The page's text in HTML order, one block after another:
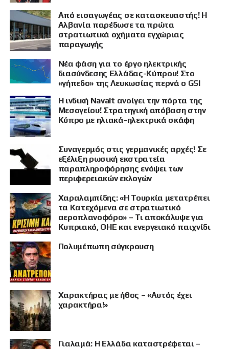
Από εισαγωγέας σε κατασκευαστής! Η
Αλβανία παρέδωσε τα πρώτα
στρατιωτικά οχήματα εγχώριας
παραγωγής
Νέα φάση για το έργο ηλεκτρικής
διασύνδεσης Ελλάδας-Κύπρου! Στο
«γήπεδο» της Λευκωσίας περνά ο GSI
Η ινδική Navalt ανοίγει την πόρτα της
Μεσογείου! Στρατηγική απόβαση στην
Κύπρο με ηλιακά-ηλεκτρικά σκάφη
Συναγερμός στις γερμανικές αρχές! Σε
εξέλιξη ρωσική εκστρατεία
παραπληροφόρησης ενόψει των
περιφερειακών εκλογών
Χαραλαμπίδης: «Η Τουρκία μετατρέπει
τα Κατεχόμενα σε στρατιωτικό
αεροπλανοφόρο» – Τι αποκάλυψε για
Κυπριακό, ΟΗΕ και ενεργειακό παιχνίδι
Πολυμέπωπη σύγκρουση
Χαρακτήρας με ήθος – «Αυτός έχει
χαρακτήρα!»
Γιαλαμά: Η Ελλάδα καταστρέφεται –